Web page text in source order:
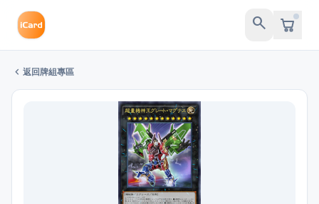
search
chevron_left 返回牌組專區